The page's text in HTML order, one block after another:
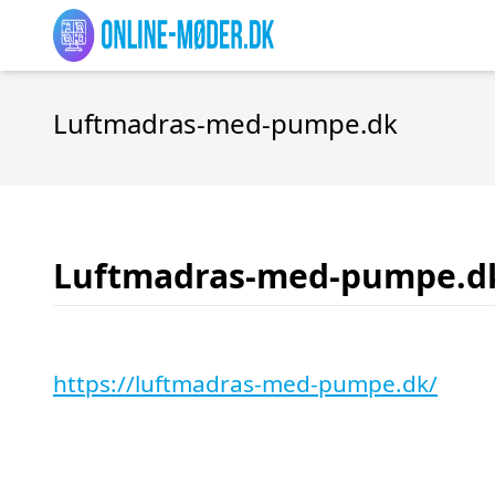
Luftmadras-med-pumpe.dk
Luftmadras-med-
https://luftmadras-med-pumpe.dk/